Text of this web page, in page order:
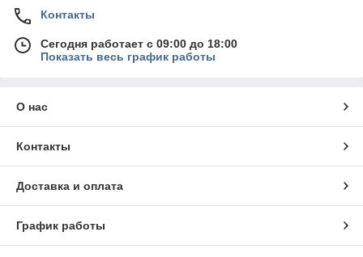
Контакты
Сегодня работает с 09:00 до 18:00
Показать весь график работы
О нас
Контакты
Доставка и оплата
График работы